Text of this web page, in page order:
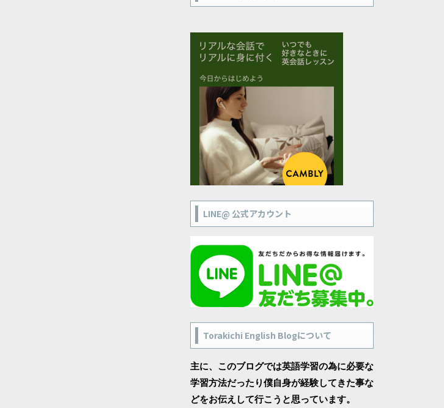
LINE@ 公式アカウント
Torakichi English Blogについて
主に、このブログでは英語学習の為に必要な
学習方法だったり僕自身が経験してきた事な
どをお伝えして行こうと思っています。